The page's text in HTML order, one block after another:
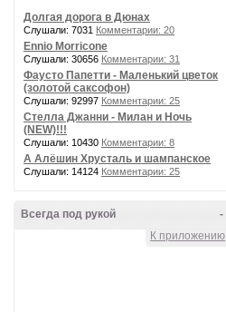
Долгая дорога в Дюнах
Слушали: 7031 Комментарии: 20
Ennio Morricone
Слушали: 30656 Комментарии: 31
Фаусто Папетти - Маленький цветок
(золотой саксофон)
Слушали: 92997 Комментарии: 25
Стелла Джанни - Милан и Ночь
(NEW)!!!
Слушали: 10430 Комментарии: 8
А Алёшин Хрусталь и шампанское
Слушали: 14124 Комментарии: 25
-
Всегда под рукой
К приложению